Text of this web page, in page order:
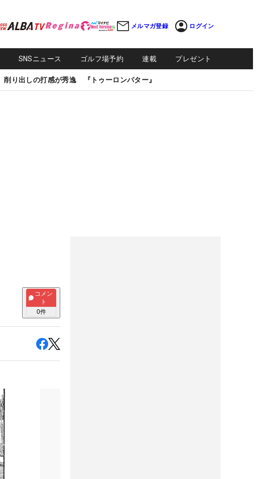
メルマガ登録 ログイン
SNSニュース ゴルフ場予約 連載 プレゼント
削り出しの打感が秀逸 『トゥーロンパター』
コメン
ト
0件